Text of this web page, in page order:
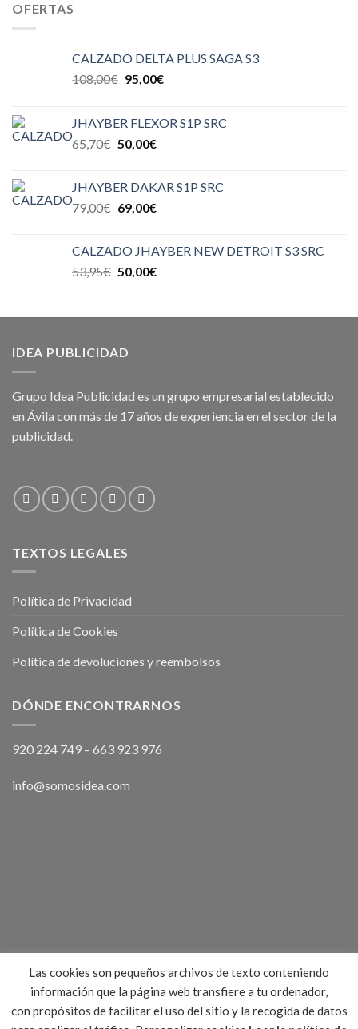
OFERTAS
CALZADO DELTA PLUS SAGA S3
108,00€ 95,00€
JHAYBER FLEXOR S1P SRC
65,70€ 50,00€
JHAYBER DAKAR S1P SRC
79,00€ 69,00€
CALZADO JHAYBER NEW DETROIT S3 SRC
53,95€ 50,00€
IDEA PUBLICIDAD
Grupo Idea Publicidad es un grupo empresarial establecido
en Ávila con más de 17 años de experiencia en el sector de la
publicidad.
TEXTOS LEGALES
Política de Privacidad
Política de Cookies
Política de devoluciones y reembolsos
DÓNDE ENCONTRARNOS
920 224 749 – 663 923 976
info@somosidea.com
Las cookies son pequeños archivos de texto conteniendo
información que la página web transfiere a tu ordenador,
con propósitos de facilitar el uso del sitio y la recogida de datos